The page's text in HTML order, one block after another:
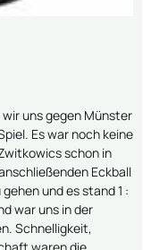
uns gegen Münster
Es war noch keine
schon in
Eckball
und es stand 1 :
war uns in der
Schnelligkeit,